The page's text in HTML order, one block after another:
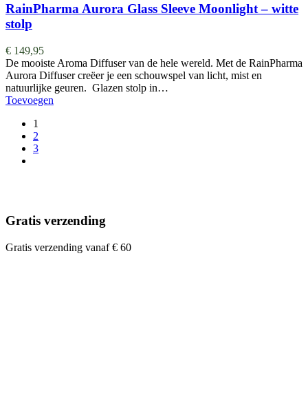
RainPharma Aurora Glass Sleeve Moonlight – witte
stolp
€ 149,95
De mooiste Aroma Diffuser van de hele wereld. ​​​​​​​​Met de RainPharma
Aurora Diffuser creëer je een schouwspel van licht, mist en
natuurlijke geuren. Glazen stolp in…
Toevoegen
1
2
3
Gratis verzending
Gratis verzending vanaf € 60